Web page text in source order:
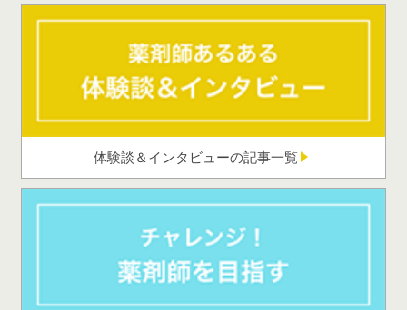
体験談＆インタビューの記事一覧